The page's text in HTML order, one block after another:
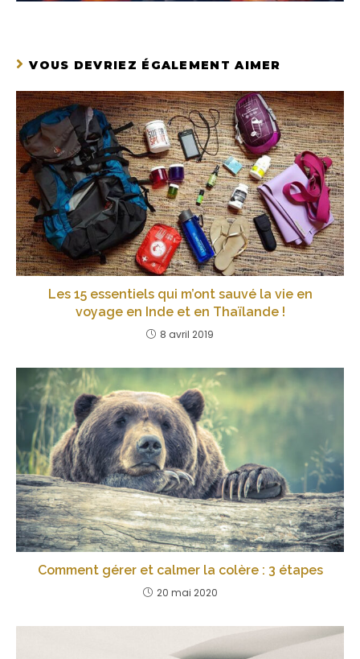
VOUS DEVRIEZ ÉGALEMENT AIMER
Les 15 essentiels qui m’ont sauvé la vie en
voyage en Inde et en Thaïlande !
8 avril 2019
Comment gérer et calmer la colère : 3 étapes
20 mai 2020